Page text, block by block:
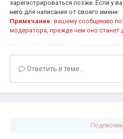
зарегистрироваться позже. Если у
него для написания от своего имени.
Примечание: вашему сообщению
модератора, прежде чем оно станет
Ответить в теме...